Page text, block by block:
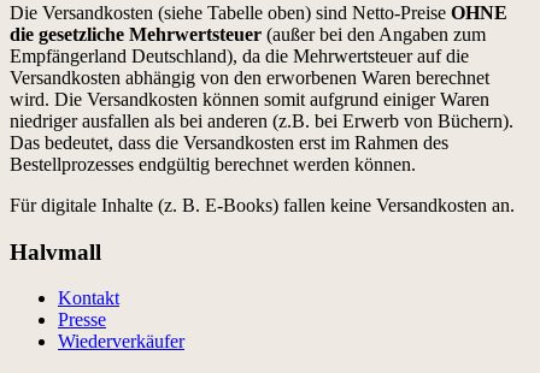
Die Versandkosten (siehe Tabelle oben) sind Netto-Preise OHNE
die gesetzliche Mehrwertsteuer (außer bei den Angaben zum
Empfängerland Deutschland), da die Mehrwertsteuer auf die
Versandkosten abhängig von den erworbenen Waren berechnet
wird. Die Versandkosten können somit aufgrund einiger Waren
niedriger ausfallen als bei anderen (z.B. bei Erwerb von Büchern).
Das bedeutet, dass die Versandkosten erst im Rahmen des
Bestellprozesses endgültig berechnet werden können.
Für digitale Inhalte (z. B. E-Books) fallen keine Versandkosten an.
Halvmall
Kontakt
Presse
Wiederverkäufer